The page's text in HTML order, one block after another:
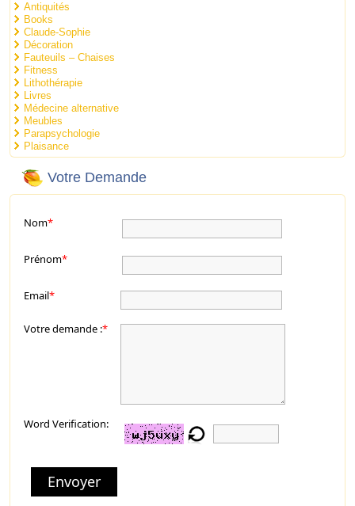
Antiquités
Books
Claude-Sophie
Décoration
Fauteuils – Chaises
Fitness
Lithothérapie
Livres
Médecine alternative
Meubles
Parapsychologie
Plaisance
Votre Demande
Nom*
Prénom*
Email*
Votre demande :*
Word Verification:
Envoyer